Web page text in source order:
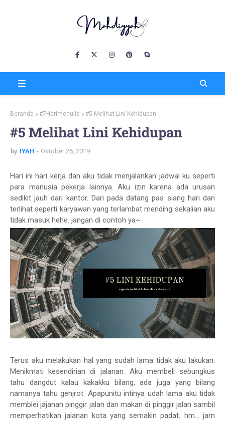
Beranda #7Harimenulis #5 Melihat Lini Kehidupan
#5 Melihat Lini Kehidupan
by IYAH Oktober 25, 2019
Hari ini hari kerja dan aku tidak menjalankan jadwal ku seperti
para manusia pekerja lainnya. Aku izin karena ada urusan
sedikit jauh dari kantor. Dari pada datang pas siang hari dan
terlihat seperti karyawan yang terlambat mending sekalian aku
tidak masuk hehe. jangan di contoh ya~
Terus aku melakukan hal yang sudah lama tidak aku lakukan.
Menikmati kesendirian di jalanan. Aku membeli sebungkus
tahu dangdut kalau kakakku bilang, ada juga yang bilang
namanya tahu genjrot. Apapunitu intinya udah lama aku tidak
memblei jajanan pinggir jalan dan makan di pinggir jalan sambil
memperhatikan jalanan kota yang semakin padat. hm... jam